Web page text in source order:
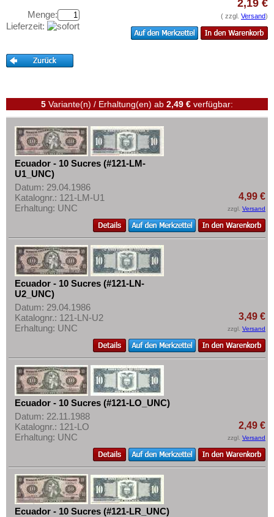
Honduras
Jason Islands
Kuba
Martinique
Mexiko
Montserrat
Nicaragua
Niederländische Antillen
Ostkaribische Staaten
Paraguay
Peru
St. Kitts
St. Lucia
St. Pierre & Miquelon
St. Vincent
Trinidad und Tobago
Uruguay
USA
Venezuela
Testbanknoten
Banknotenbriefe
Aufbewahrung
Ihre Bewertungen
Kontakt
Informationen
Preislisten
Ankauf
Erhaltungsgrade
Gratisbanknoten
FAQ
Mehr über...
Zahlungsbedingungen
Privatsphäre und Datenschutz
Widerrufsbelehrung
Liefer- und Versandkosten
AGB
Impressum
Menge:
Lieferzeit:
2,19 €
( zzgl. Versand)
5 Variante(n) / Erhaltung(en) ab 2,49 € verfügbar:
Ecuador - 10 Sucres (#121-LM-
U1_UNC)
Datum: 29.04.1986
Katalognr.: 121-LM-U1
Erhaltung: UNC
4,99 €
zzgl. Versand
Ecuador - 10 Sucres (#121-LN-
U2_UNC)
Datum: 29.04.1986
Katalognr.: 121-LN-U2
Erhaltung: UNC
3,49 €
zzgl. Versand
Ecuador - 10 Sucres (#121-LO_UNC)
Datum: 22.11.1988
Katalognr.: 121-LO
Erhaltung: UNC
2,49 €
zzgl. Versand
Ecuador - 10 Sucres (#121-LR_UNC)